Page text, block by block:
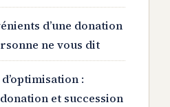
d’une donation
ne vous dit
:
et succession